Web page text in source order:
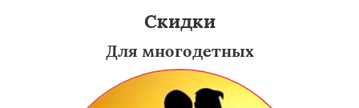
Скидки
Для многодетных